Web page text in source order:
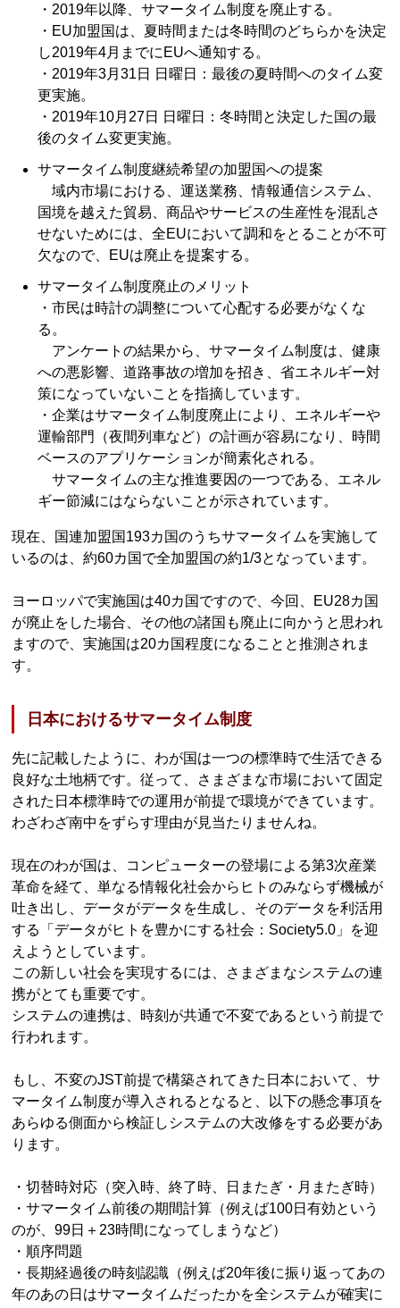
・2019年以降、サマータイム制度を廃止する。
・EU加盟国は、夏時間または冬時間のどちらかを決定
し2019年4月までにEUへ通知する。
・2019年3月31日 日曜日：最後の夏時間へのタイム変
更実施。
・2019年10月27日 日曜日：冬時間と決定した国の最
後のタイム変更実施。
サマータイム制度継続希望の加盟国への提案
域内市場における、運送業務、情報通信システム、
国境を越えた貿易、商品やサービスの生産性を混乱さ
せないためには、全EUにおいて調和をとることが不可
欠なので、EUは廃止を提案する。
サマータイム制度廃止のメリット
・市民は時計の調整について心配する必要がなくな
る。
アンケートの結果から、サマータイム制度は、健康
への悪影響、道路事故の増加を招き、省エネルギー対
策になっていないことを指摘しています。
・企業はサマータイム制度廃止により、エネルギーや
運輸部門（夜間列車など）の計画が容易になり、時間
ベースのアプリケーションが簡素化される。
サマータイムの主な推進要因の一つである、エネル
ギー節減にはならないことが示されています。
現在、国連加盟国193カ国のうちサマータイムを実施して
いるのは、約60カ国で全加盟国の約1/3となっています。
ヨーロッパで実施国は40カ国ですので、今回、EU28カ国
が廃止をした場合、その他の諸国も廃止に向かうと思われ
ますので、実施国は20カ国程度になることと推測されま
す。
日本におけるサマータイム制度
先に記載したように、わが国は一つの標準時で生活できる
良好な土地柄です。従って、さまざまな市場において固定
された日本標準時での運用が前提で環境ができています。
わざわざ南中をずらす理由が見当たりませんね。
現在のわが国は、コンピューターの登場による第3次産業
革命を経て、単なる情報化社会からヒトのみならず機械が
吐き出し、データがデータを生成し、そのデータを利活用
する「データがヒトを豊かにする社会：Society5.0」を迎
えようとしています。
この新しい社会を実現するには、さまざまなシステムの連
携がとても重要です。
システムの連携は、時刻が共通で不変であるという前提で
行われます。
もし、不変のJST前提で構築されてきた日本において、サ
マータイム制度が導入されるとなると、以下の懸念事項を
あらゆる側面から検証しシステムの大改修をする必要があ
ります。
・切替時対応（突入時、終了時、日またぎ・月またぎ時）
・サマータイム前後の期間計算（例えば100日有効という
のが、99日＋23時間になってしまうなど）
・順序問題
・長期経過後の時刻認識（例えば20年後に振り返ってあの
年のあの日はサマータイムだったかを全システムが確実に